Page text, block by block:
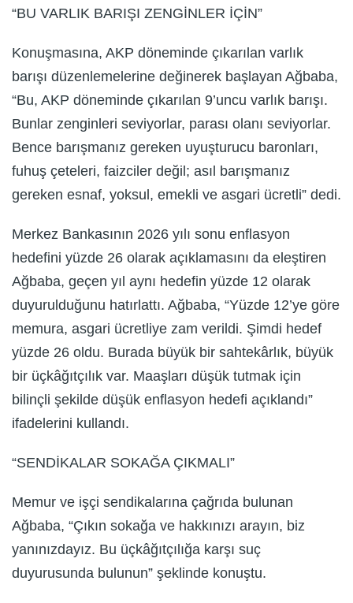
“BU VARLIK BARIŞI ZENGİNLER İÇİN”
Konuşmasına, AKP döneminde çıkarılan varlık
barışı düzenlemelerine değinerek başlayan Ağbaba,
“Bu, AKP döneminde çıkarılan 9’uncu varlık barışı.
Bunlar zenginleri seviyorlar, parası olanı seviyorlar.
Bence barışmanız gereken uyuşturucu baronları,
fuhuş çeteleri, faizciler değil; asıl barışmanız
gereken esnaf, yoksul, emekli ve asgari ücretli” dedi.
Merkez Bankasının 2026 yılı sonu enflasyon
hedefini yüzde 26 olarak açıklamasını da eleştiren
Ağbaba, geçen yıl aynı hedefin yüzde 12 olarak
duyurulduğunu hatırlattı. Ağbaba, “Yüzde 12’ye göre
memura, asgari ücretliye zam verildi. Şimdi hedef
yüzde 26 oldu. Burada büyük bir sahtekârlık, büyük
bir üçkâğıtçılık var. Maaşları düşük tutmak için
bilinçli şekilde düşük enflasyon hedefi açıklandı”
ifadelerini kullandı.
“SENDİKALAR SOKAĞA ÇIKMALI”
Memur ve işçi sendikalarına çağrıda bulunan
Ağbaba, “Çıkın sokağa ve hakkınızı arayın, biz
yanınızdayız. Bu üçkâğıtçılığa karşı suç
duyurusunda bulunun” şeklinde konuştu.